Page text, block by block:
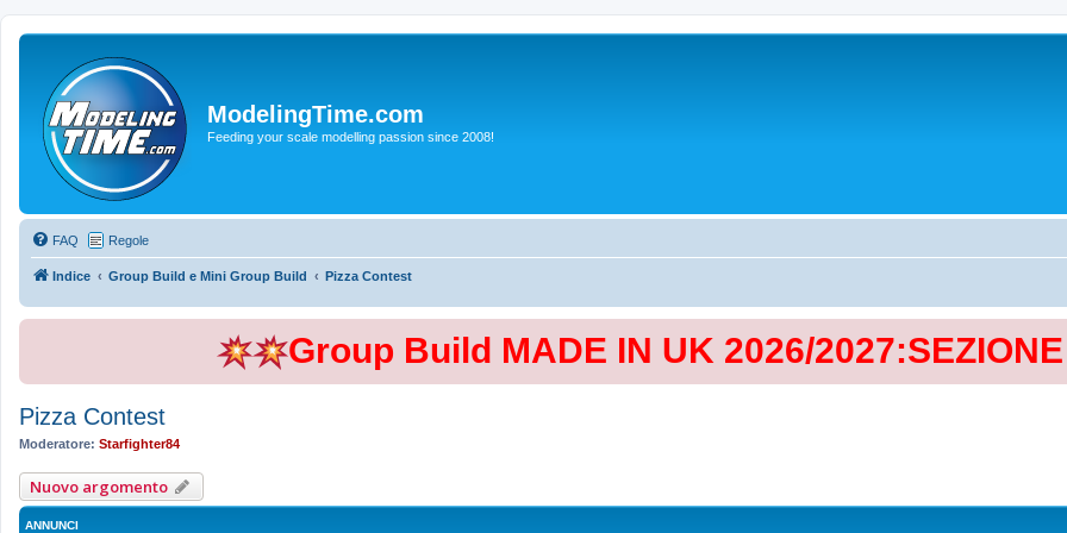
ModelingTime.com
Feeding your scale modelling passion since 2008!
FAQ Regole
Indice Group Build e Mini Group Build Pizza Contest
Group Build MADE IN UK 2026/
Pizza Contest
Moderatore: Starfighter84
Nuovo argomento
ANNUNCI